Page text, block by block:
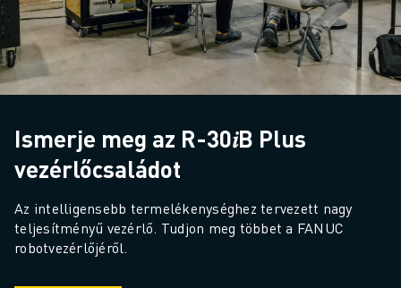
ELEKTROMOS JÁRMŰVEK
ELEKTRONIKA
ÉLELMISZER- ÉS ITALGYÁRTÁS
ORVOSTECHNOLÓGIA
RAKTÁROZÁS, LOGISZTIKA, POSTA ÉS CSOMAGKÜLDÉS
ALKALMAZÁSOK
MINDEN ALKALMAZÁS
5 TENGELYES MEGMUNKÁLÁS
ÍVHEGESZTÉS
ÖSSZESZERELÉS
Ismerje meg az R-30𝑖B Plus
vezérlőcsaládot
Az intelligensebb termelékenységhez tervezett nagy
teljesítményű vezérlő. Tudjon meg többet a FANUC
robotvezérlőjéről.